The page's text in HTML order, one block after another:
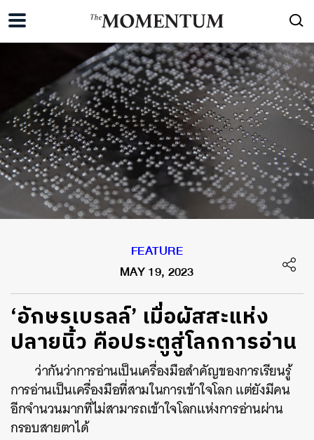
FEATURE
MAY 19, 2023
‘อักษรเบรลล์’ เมื่อผัสสะแห่ง
ปลายนิ้ว คือประตูสู่โลกการอ่าน
ว่ากันว่าการอ่านเป็นเครื่องมือสำคัญของการเรียนรู้
การอ่านเป็นเครื่องมือที่สามในการเข้าใจโลก แต่ยังมีคน
อีกจำนวนมากที่ไม่สามารถเข้าใจโลกแห่งการอ่านผ่าน
กรอบสายตาได้